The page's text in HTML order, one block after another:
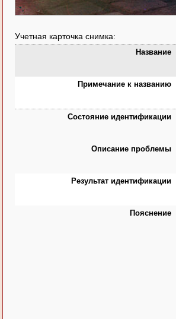
Учетная карточка снимка:
Название
Примечание к названию
Состояние идентификации
Описание проблемы
Результат идентификации
Пояснение